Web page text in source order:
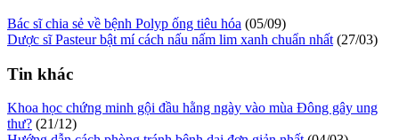
Bác sĩ chia sẻ về bệnh Polyp ống tiêu hóa (05/09)
Dược sĩ Pasteur bật mí cách nấu nấm lim xanh chuẩn nhất (27/03)
Tin khác
Khoa học chứng minh gội đầu hằng ngày vào mùa Đông gây ung
thư? (21/12)